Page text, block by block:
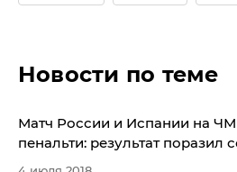
Новости по теме
Матч России и Испании на ЧМ
пенальти: результат поразил